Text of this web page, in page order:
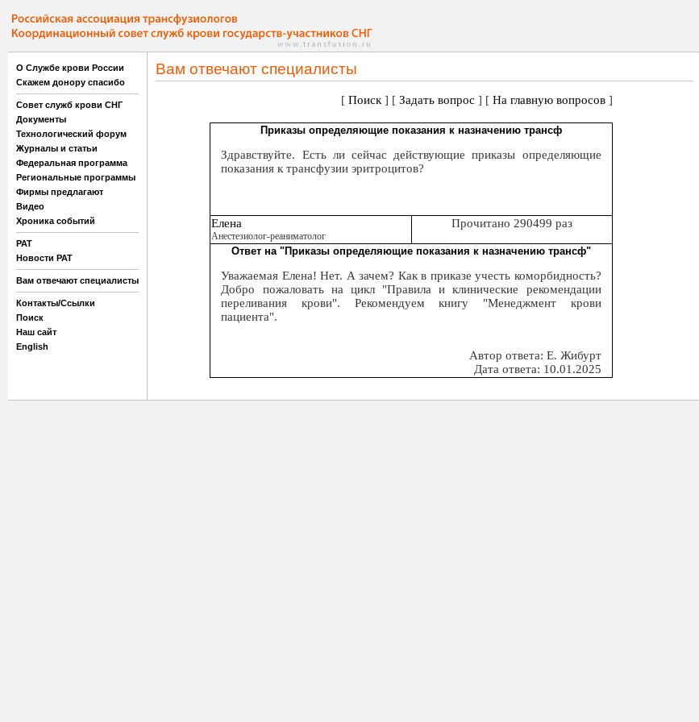
О Службе крови России
Скажем донору спасибо
Совет служб крови СНГ
Документы
Технологический форум
Журналы и статьи
Федеральная программа
Региональные программы
Фирмы предлагают
Видео
Хроника событий
РАТ
Новости РАТ
Вам отвечают специалисты
Контакты/Ссылки
Поиск
Наш сайт
English
Вам отвечают специалисты
[ Поиск] [ Задать вопрос ] [ На главную вопросов]
Приказы определяющие показания к назначению трансф
Здравствуйте. Есть ли сейчас действующие приказы определяющие
показания к трансфузии эритроцитов?
Елена
Анестезиолог-реаниматолог
Прочитано 290499 раз
Ответ на "Приказы определяющие показания к назначению трансф"
Уважаемая Елена! Нет. А зачем? Как в приказе учесть коморбидность?
Добро пожаловать на цикл "Правила и клинические рекомендации
переливания крови". Рекомендуем книгу "Менеджмент крови
пациента".
Автор ответа: Е. Жибурт
Дата ответа: 10.01.2025